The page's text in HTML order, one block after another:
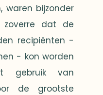
waren bijzonder
zoverre dat de
recipiënten -
- kon worden
gebruik van
de grootste